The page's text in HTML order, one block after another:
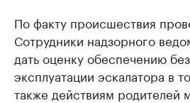
По факту происшествия
Сотрудники надзорного
дать оценку обеспечению
эксплуатации эскалатора в
также действиям родителей